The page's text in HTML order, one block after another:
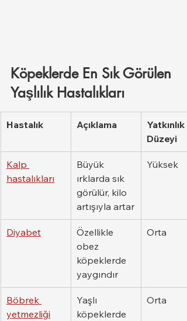
Köpeklerde En Sık Görülen
Yaşlılık Hastalıkları
Hastalık Açıklama
Yatkınlık
Düzeyi
Kalp
hastalıkları
Büyük
ırklarda sık
görülür, kilo
artışıyla artar
Yüksek
Diyabet
Özellikle
obez
köpeklerde
yaygındır
Orta
Böbrek
yetmezliği
Yaşlı
köpeklerde
Orta